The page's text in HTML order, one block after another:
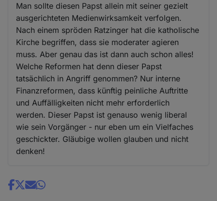
Man sollte diesen Papst allein mit seiner gezielt
ausgerichteten Medienwirksamkeit verfolgen.
Nach einem spröden Ratzinger hat die katholische
Kirche begriffen, dass sie moderater agieren
muss. Aber genau das ist dann auch schon alles!
Welche Reformen hat denn dieser Papst
tatsächlich in Angriff genommen? Nur interne
Finanzreformen, dass künftig peinliche Auftritte
und Auffälligkeiten nicht mehr erforderlich
werden. Dieser Papst ist genauso wenig liberal
wie sein Vorgänger - nur eben um ein Vielfaches
geschickter. Gläubige wollen glauben und nicht
denken!
Share